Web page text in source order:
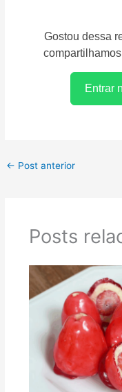
Gostou dessa
Entrar
← Post anterior
Posts